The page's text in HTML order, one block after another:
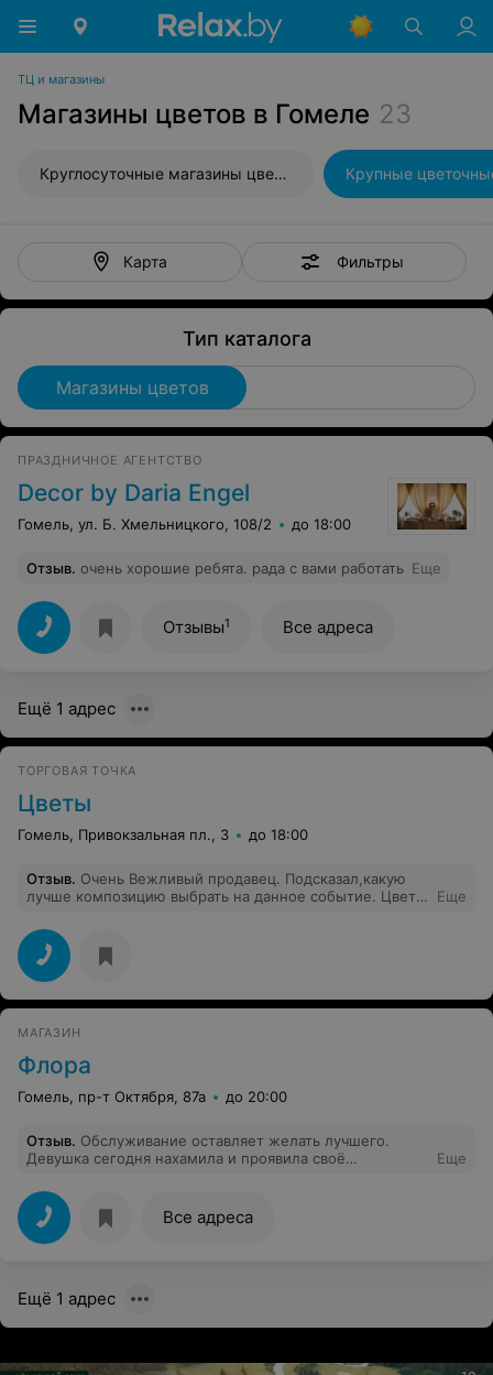
ТЦ и магазины
Магазины цветов в Гомеле 23
Круглосуточные магазины цветов Крупные
Карта Фильтры
Тип каталога
Магазины цветов
ПРАЗДНИЧНОЕ АГЕНТСТВО
Decor by Daria Engel
Гомель, ул. Б. Хмельницкого, 108/2 до 18:00
Отзыв. очень хорошие ребята. рада с вами работать Еще
Отзывы1 Все адреса
Ещё 1 адрес
ТОРГОВАЯ ТОЧКА
Цветы
Гомель, Привокзальная пл., 3 до 18:00
Отзыв. Очень Вежливый продавец. Подсказал,какую
лучше композицию выбрать на данное событие. Цветы
юбилей,50 роз,букет был шикарный.Долго розы
простояли и именинница была довольна!Цены супер!
Спасибо,Вам за Вашу работу!Процветание Вашему
делу!
Еще
МАГАЗИН
Флора
Гомель, пр-т Октября, 87а до 20:00
Отзыв. Обслуживание оставляет желать лучшего.
Девушка сегодня нахамила и проявила своё
цветы и ушла в другой магазин.
Еще
Все адреса
Ещё 1 адрес